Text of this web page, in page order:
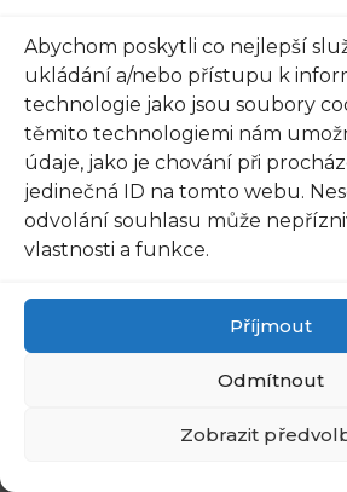
Abychom poskytli co nejlepší
ukládání a/nebo přístupu k
technologie jako jsou soubory
těmito technologiemi nám
údaje, jako je chování při
jedinečná ID na tomto webu.
odvolání souhlasu může
vlastnosti a funkce.
Příjmout
Odmítnout
Zobrazit
NECK OR ARMPIT?